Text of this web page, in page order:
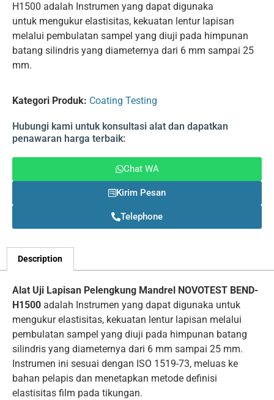
H1500 adalah Instrumen yang dapat digunaka
untuk mengukur elastisitas, kekuatan lentur lapisan
melalui pembulatan sampel yang diuji pada himpunan
batang silindris yang diameternya dari 6 mm sampai 25
mm.
Kategori Produk: Coating Testing
Hubungi kami untuk konsultasi alat dan dapatkan
penawaran harga terbaik:
Chat WA
Kirim Pesan
Telephone
Description
Alat Uji Lapisan Pelengkung Mandrel NOVOTEST BEND-
H1500 adalah Instrumen yang dapat digunaka untuk
mengukur elastisitas, kekuatan lentur lapisan melalui
pembulatan sampel yang diuji pada himpunan batang
silindris yang diameternya dari 6 mm sampai 25 mm.
Instrumen ini sesuai dengan ISO 1519-73, meluas ke
bahan pelapis dan menetapkan metode definisi
elastisitas film pada tikungan.